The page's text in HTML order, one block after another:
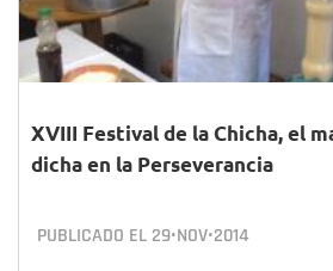
XVIII Festival de la Chicha, el
dicha en la Perseverancia
PUBLICADO EL 29•NOV•2014